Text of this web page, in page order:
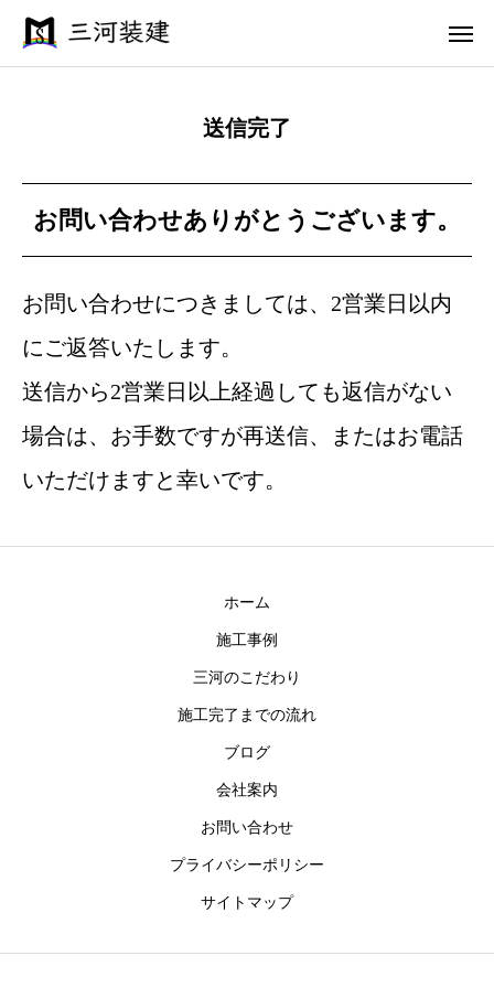
送信完了
お問い合わせありがとうございます。
お問い合わせにつきましては、2営業日以内
にご返答いたします。
送信から2営業日以上経過しても返信がない
場合は、お手数ですが再送信、またはお電話
いただけますと幸いです。
ホーム
施工事例
三河のこだわり
施工完了までの流れ
ブログ
会社案内
お問い合わせ
プライバシーポリシー
サイトマップ
ホーム
施工事例
三河のこだわり
会社案内
お問い合わせ